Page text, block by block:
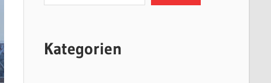
Kategorien